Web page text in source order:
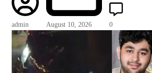
admin August 10, 2026 0